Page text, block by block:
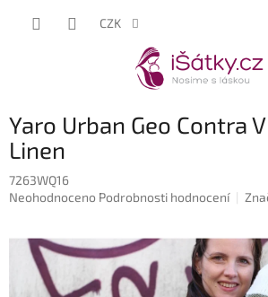
CZK
Yaro Urban Geo Contra
Linen
7263WQ16
Průměrné
Neohodnoceno Podrobnosti hodnocení